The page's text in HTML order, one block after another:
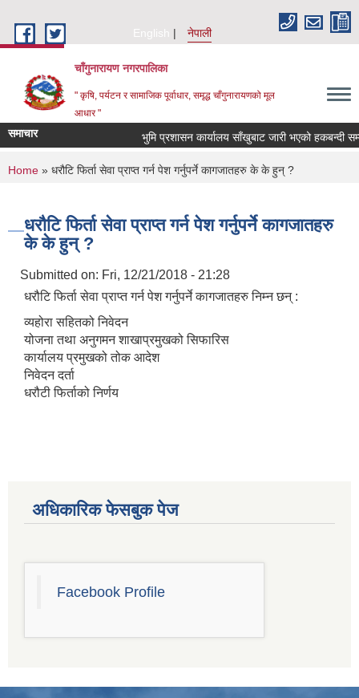
English
नेपाली
चाँगुनारायण नगरपालिका
" कृषि, पर्यटन र सामाजिक पूर्वाधार, समृद्ध चाँगुनारायणको मूल
आधार "
समाचार भुमि प्रशासन कार्यालय साँखुबाट जारी भएको हकबन्दी
You are here
Home » धरौटि फिर्ता सेवा प्राप्त गर्न पेश गर्नुपर्ने कागजातहरु के के हुन् ?
धरौटि फिर्ता सेवा प्राप्त गर्न पेश गर्नुपर्ने कागजातहरु
के के हुन् ?
Submitted on: Fri, 12/21/2018 - 21:28
धरौटि फिर्ता सेवा प्राप्त गर्न पेश गर्नुपर्ने कागजातहरु निम्न छन् :
व्यहोरा सहितको निवेदन
योजना तथा अनुगमन शाखाप्रमुखको सिफारिस
कार्यालय प्रमुखको तोक आदेश
निवेदन दर्ता
धरौटी फिर्ताको निर्णय
अधिकारिक फेसबुक पेज
Facebook Profile